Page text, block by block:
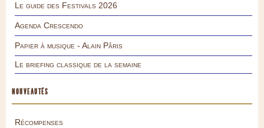
Le guide des Festivals 2026
Agenda Crescendo
Papier à musique - Alain Pâris
Le briefing classique de la semaine
NOUVEAUTÉS
Récompenses